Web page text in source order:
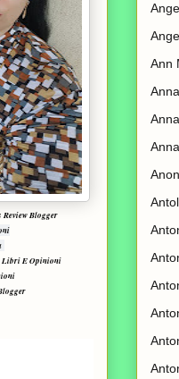
Blogger
Libri E Opinioni
Ann